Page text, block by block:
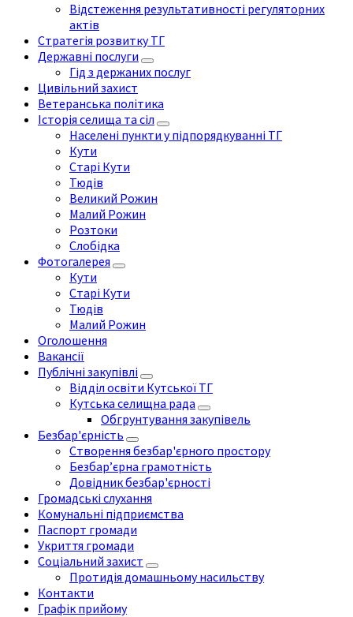
Відстеження результативності регуляторних
актів
Стратегія розвитку ТГ
Державні послуги
Гід з держаних послуг
Цивільний захист
Ветеранська політика
Історія селища та сіл
Населені пункти у підпорядкуванні ТГ
Кути
Старі Кути
Тюдів
Великий Рожин
Малий Рожин
Розтоки
Слобідка
Фотогалерея
Кути
Старі Кути
Тюдів
Малий Рожин
Оголошення
Вакансії
Публічні закупівлі
Відділ освіти Кутської ТГ
Кутська селищна рада
Обгрунтування закупівель
Безбар'єрність
Створення безбар'єрного простору
Безбар’єрна грамотність
Довідник безбар'єрності
Громадські слухання
Комунальні підприємства
Паспорт громади
Укриття громади
Соціальний захист
Протидія домашньому насильству
Контакти
Графік прийому